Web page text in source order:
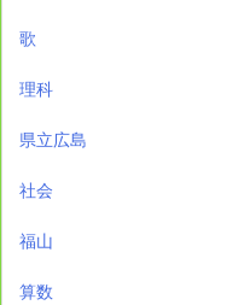
歌
理科
県立広島
社会
福山
算数